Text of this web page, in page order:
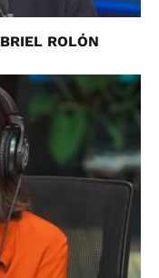
ROLÓN